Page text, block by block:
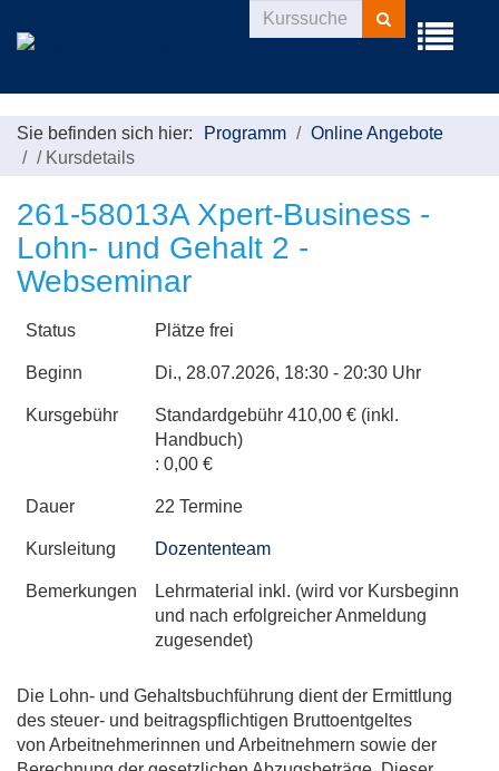
Menü
Kurse
suchen
Sie befinden sich hier: Programm
Online Angebote
/ Kursdetails
261-58013A Xpert-Business -
Lohn- und Gehalt 2 -
Webseminar
Status Plätze frei
Beginn Di., 28.07.2026, 18:30 - 20:30 Uhr
Kursgebühr
Standardgebühr 410,00 € (inkl.
Handbuch)
: 0,00 €
Dauer 22 Termine
Kursleitung Dozententeam
Bemerkungen
Lehrmaterial inkl. (wird vor Kursbeginn
und nach erfolgreicher Anmeldung
zugesendet)
Die Lohn- und Gehaltsbuchführung dient der Ermittlung
des steuer- und beitragspflichtigen Bruttoentgeltes
von Arbeitnehmerinnen und Arbeitnehmern sowie der